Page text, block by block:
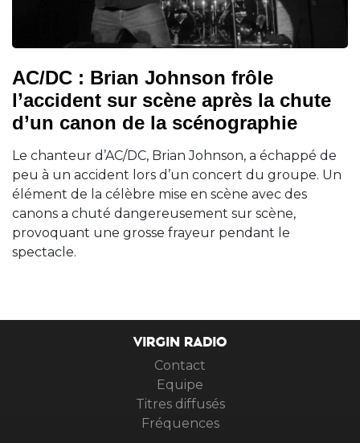
AC/DC : Brian Johnson frôle
l’accident sur scène après la chute
d’un canon de la scénographie
Le chanteur d’AC/DC, Brian Johnson, a échappé de
peu à un accident lors d’un concert du groupe. Un
élément de la célèbre mise en scène avec des
canons a chuté dangereusement sur scène,
provoquant une grosse frayeur pendant le
spectacle.
VIRGIN RADIO
Contact
Equipe
Titres diffusés
Fréquences